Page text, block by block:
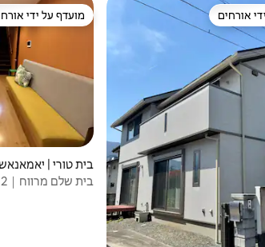
מועדפים על ידי אורחים
אורחים מועדף על ידי
מועדף על ידי
בית טורי |